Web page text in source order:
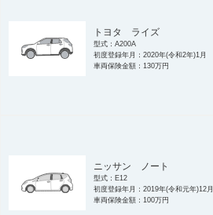
トヨタ ライズ
型式：A200A
初度登録年月：2020年(令和2年)1月
車両保険金額：130万円
ニッサン ノート
型式：E12
初度登録年月：2019年(令和元年)12月
車両保険金額：100万円